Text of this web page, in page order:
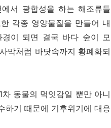
서 광합성을 하는 해조류들
각종 영양물질을 만들어 내
경이 되면 결국 바다 숲이 모
막처럼 바닷속까지 황폐화되
동물의 먹잇감일 뿐만 아니
하기 때문에 기후위기에 대응